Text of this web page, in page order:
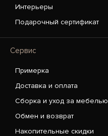
Интерьеры
Подарочный сертификат
Сервис
Примерка
Доставка и оплата
Сборка и уход за мебелью
Обмен и возврат
Накопительные скидки